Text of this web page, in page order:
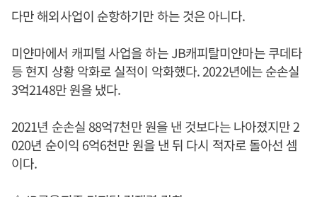
다만 해외사업이 순항하기만 하는 것은 아니다.
미얀마에서 캐피털 사업을 하는 JB캐피탈미얀마는 쿠데타
등 현지 상황 악화로 실적이 악화했다. 2022년에는 순손실
3억2148만 원을 냈다.
2021년 순손실 88억7천만 원을 낸 것보다는 나아졌지만 2
020년 순이익 6억6천만 원을 낸 뒤 다시 적자로 돌아선 셈
이다.